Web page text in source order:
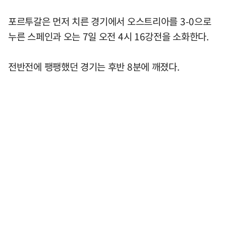
포르투갈은 먼저 치른 경기에서 오스트리아를 3-0으로
누른 스페인과 오는 7일 오전 4시 16강전을 소화한다.
전반전에 팽팽했던 경기는 후반 8분에 깨졌다.